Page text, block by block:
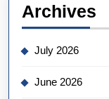
Archives
July 2026
June 2026